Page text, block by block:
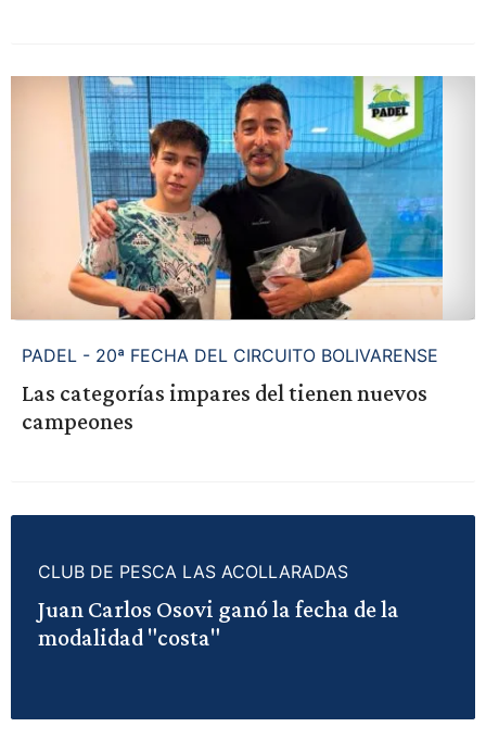
PADEL - 20ª FECHA DEL CIRCUITO BOLIVARENSE
Las categorías impares del tienen nuevos
campeones
CLUB DE PESCA LAS ACOLLARADAS
Juan Carlos Osovi ganó la fecha de la
modalidad "costa"